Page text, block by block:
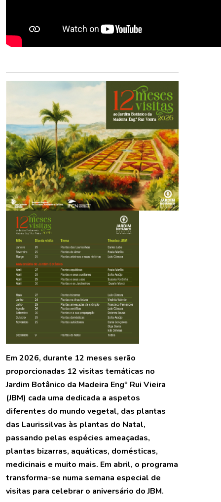
Em 2026, durante 12 meses serão
proporcionadas 12 visitas temáticas no
Jardim Botânico da Madeira Engº Rui Vieira
(JBM) cada uma dedicada a aspetos
diferentes do mundo vegetal, das plantas
das Laurissilvas às plantas do Natal,
passando pelas espécies ameaçadas,
plantas bizarras, aquáticas, domésticas,
medicinais e muito mais. Em abril, o programa
transforma-se numa semana especial de
visitas para celebrar o aniversário do JBM.